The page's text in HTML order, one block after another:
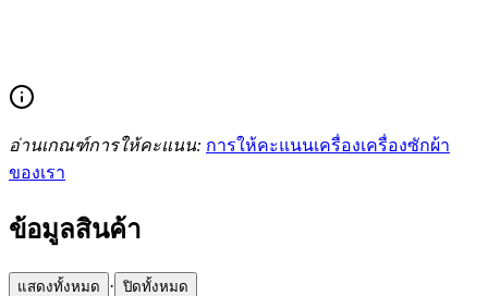
อ่านเกณฑ์การให้คะแนน: การให้คะแนนเครื่องเครื่องซักผ้า
ของเรา
ข้อมูลสินค้า
แสดงทั้งหมด · ปิดทั้งหมด